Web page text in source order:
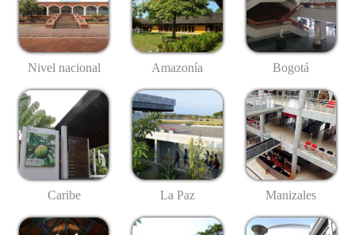
Nivel nacional Amazonía Bogotá
Caribe La Paz Manizales